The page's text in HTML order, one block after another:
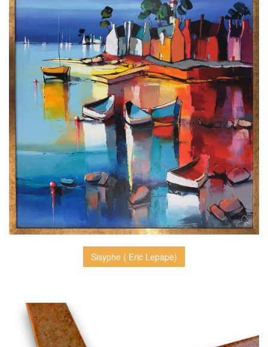
Sisyphe ( Eric Lepape)